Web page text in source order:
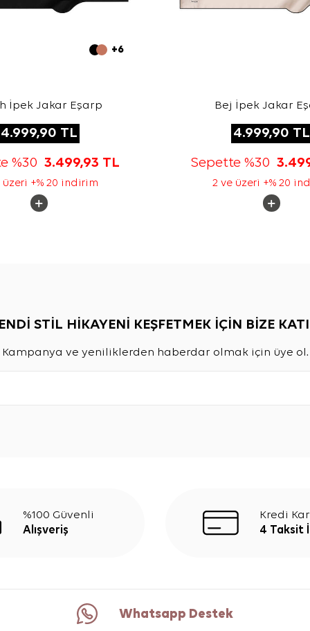
+6
İpek Jakar Eşarp
4.999,90 TL
%30 3.499,93 TL
üzeri +% 20 indirim
Bej İpek Jakar
4.999,90 TL
Sepette %30
2 ve üzeri +% 20
STİL HİKAYENİ KEŞFETMEK İÇİN BİZE
Kampanya ve yeniliklerden haberdar olmak için üye ol.
%100 Güvenli
Alışveriş
Kredi
4 Taksit
Whatsapp Destek